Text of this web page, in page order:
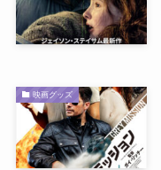
映画グッズ